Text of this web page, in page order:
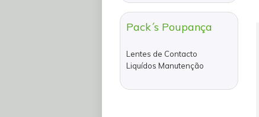
Pack´s Poupança
Lentes de Contacto
Liquídos Manutenção